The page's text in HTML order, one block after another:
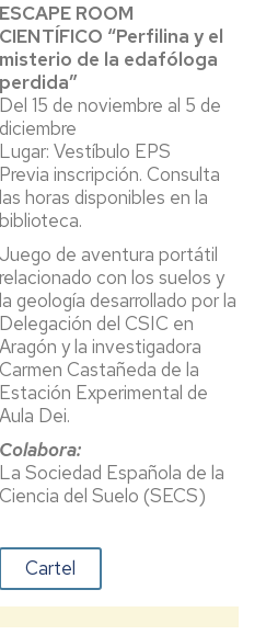
ESCAPE ROOM
CIENTÍFICO “Perfilina y el
misterio de la edafóloga
perdida”
Del 15 de noviembre al 5 de
diciembre
Lugar: Vestíbulo EPS
Previa inscripción. Consulta
las horas disponibles en la
biblioteca.
Juego de aventura portátil
relacionado con los suelos y
la geología desarrollado por la
Delegación del CSIC en
Aragón y la investigadora
Carmen Castañeda de la
Estación Experimental de
Aula Dei.
Colabora:
La Sociedad Española de la
Ciencia del Suelo (SECS)
Cartel